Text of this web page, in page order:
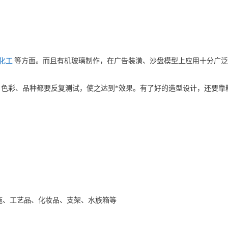
工 等方面。而且有机玻璃制作，在广告装潢、沙盘模型上应用十分广
彩、品种都要反复测试，使之达到*效果。有了好的造型设计，还要
、工艺品、化妆品、支架、水族箱等